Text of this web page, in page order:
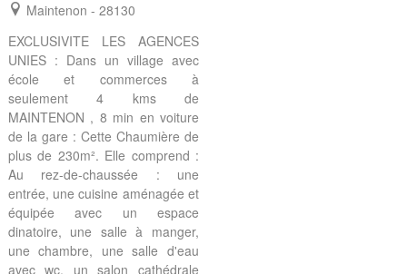
Maintenon - 28130
EXCLUSIVITE LES AGENCES
UNIES : Dans un village avec
école et commerces à
seulement 4 kms de
MAINTENON , 8 min en voiture
de la gare : Cette Chaumière de
plus de 230m². Elle comprend :
Au rez-de-chaussée : une
entrée, une cuisine aménagée et
équipée avec un espace
dinatoire, une salle à manger,
une chambre, une salle d'eau
avec wc, un salon cathédrale